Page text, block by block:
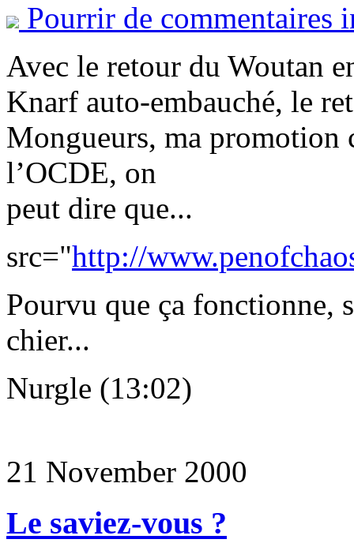
Pourrir de commentaires
Avec le retour du Woutan
Knarf auto-embauché, le
Mongueurs, ma promotion
l’OCDE, on
peut dire que...
src="http://
Pourvu que ça fonctionne,
chier...
Nurgle (13:02)
21 November 2000
Le saviez-vous ?